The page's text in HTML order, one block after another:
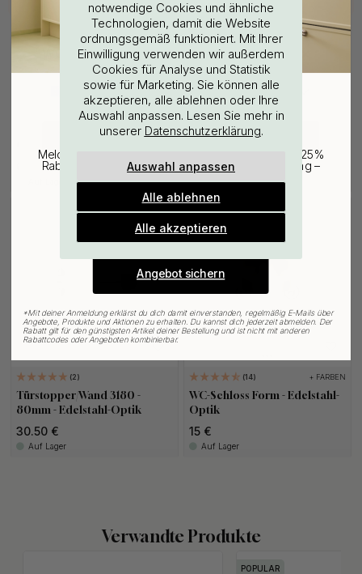
6.60 €
22
6.60 €
Auf Lager
2
Türstopper/Wand 3180 -
80mm - Edelstahl-Optik
30.50 €
Auf Lager
14 + FARBEN
WC-Schloss Form - Edelstahl-
Optik
15 €
Auf Lager
Verwandte Produkte
POPULAR
notwendige Cookies und ähnliche
Technologien, damit die Website
ordnungsgemäß funktioniert. Mit Ihrer
Einwilligung verwenden wir außerdem
Cookies für Analyse und Statistik
sowie für Marketing. Sie können alle
akzeptieren, alle ablehnen oder Ihre
Auswahl anpassen. Lesen Sie mehr in
unserer Datenschutzerklärung.
Auswahl anpassen
Alle ablehnen
Alle akzeptieren
WOULD YOU RATHER VISIT?
EU
CHANGE COUNTRY
25% Rabatt auf deinen
günstigsten Artikel
Melde dich für unseren Newsletter an und erhalte 25%
Rabatt auf den günstigsten Artikel deiner Bestellung –
plus Inspiration und exklusive Angebote.
Gültig bis zum 31. August
Angebot sichern
*Mit deiner Anmeldung erklärst du dich damit einverstanden, regelmäßig E-Mails über
Angebote, Produkte und Aktionen zu erhalten. Du kannst dich jederzeit abmelden. Der
Rabatt gilt für den günstigsten Artikel deiner Bestellung und ist nicht mit anderen
Rabattcodes oder Angeboten kombinierbar.